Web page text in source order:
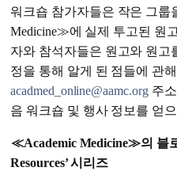
워크숍 참가자들은 작은 그룹
Medicine≫에 실제 투고된 원
자와 참석자들은 원고와 원고
정을 통해 알게 된 점들에 관
acadmed_online@aamc.org주소
음 워크숍 및 행사 정보를 얻
≪Academic Medicine≫의 블
Resources’ 시리즈